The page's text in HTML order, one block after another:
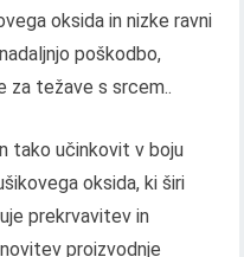
oksida in nizke ravni
poškodbo,
za težave s srcem..
tako učinkovit v boju
oksida, ki širi
prekrvavitev in
proizvodnje